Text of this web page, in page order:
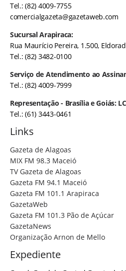
Tel.: (82) 4009-7755
comercialgazeta@gazetaweb.com
Sucursal Arapiraca:
Rua Maurício Pereira, 1.500,
Tel.: (82) 3482-0100
Serviço de Atendimento ao
Tel.: (82) 4009-7999
Representação - Brasília e Goiás:
Tel.: (61) 3443-0461
Links
Gazeta de Alagoas
MIX FM 98.3 Maceió
TV Gazeta de Alagoas
Gazeta FM 94.1 Maceió
Gazeta FM 101.1 Arapiraca
GazetaWeb
Gazeta FM 101.3 Pão de Açúcar
GazetaNews
Organização Arnon de Mello
Expediente